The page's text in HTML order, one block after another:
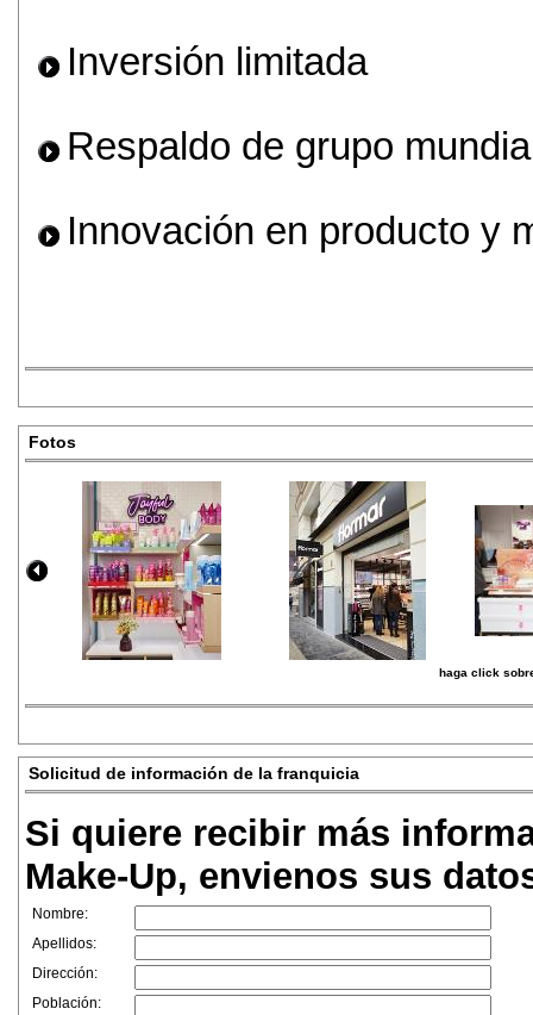
Inversión limitada
Respaldo de grupo
Innovación en producto y
Fotos
haga click
Solicitud de información de la franquicia
Si quiere recibir más
Make-Up, envienos sus
Nombre:
Apellidos:
Dirección:
Población: